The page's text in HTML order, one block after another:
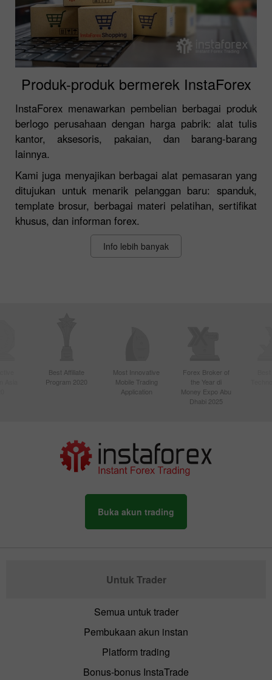
Produk-produk bermerek InstaForex
InstaForex menawarkan pembelian berbagai produk
berlogo perusahaan dengan harga pabrik: alat tulis
kantor, aksesoris, pakaian, dan barang-barang
lainnya.
Kami juga menyajikan berbagai alat pemasaran yang
ditujukan untuk menarik pelanggan baru: spanduk,
template brosur, berbagai materi pelatihan, sertifikat
khusus, dan informan forex.
Info lebih banyak
Best Affiliate
Program 2020
Most Innovative
Mobile Trading
Application
Forex Broker of
the Year di
Money Expo Abu
Dhabi 2025
Buka akun trading
Untuk Trader
Semua untuk trader
Pembukaan akun instan
Platform trading
Bonus-bonus InstaTrade